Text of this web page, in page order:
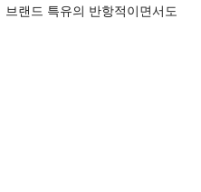
랜드 특유의 반항적이면서도